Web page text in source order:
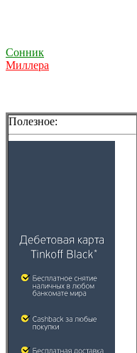
Сонник
Миллера
Полезное: